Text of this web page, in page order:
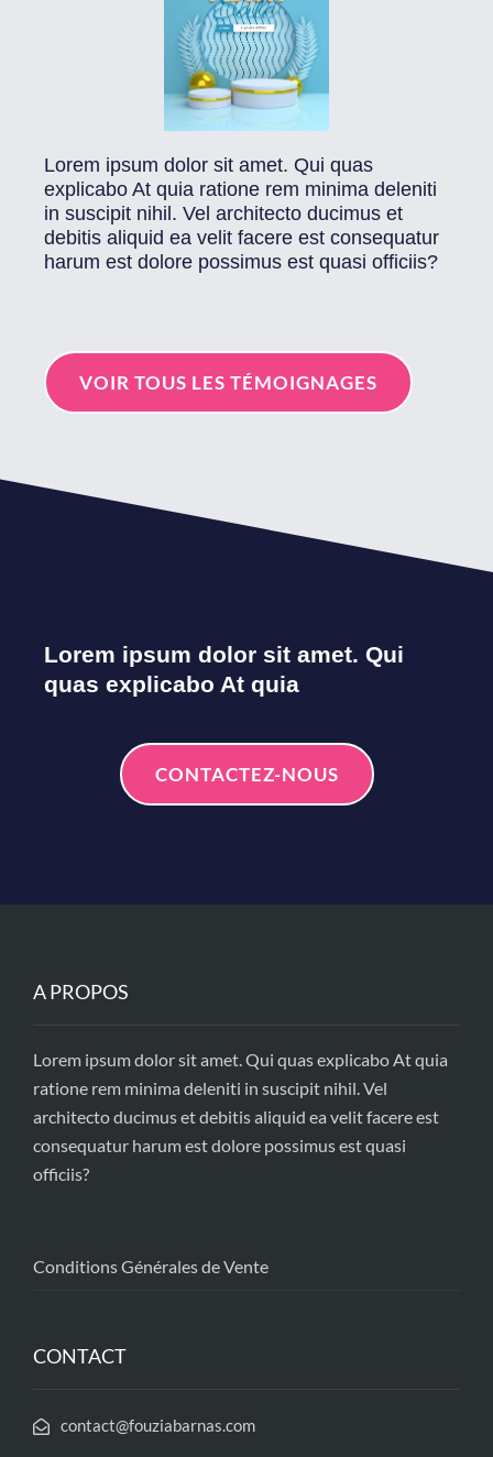
Lorem ipsum dolor sit amet. Qui quas
explicabo At quia ratione rem minima deleniti
in suscipit nihil. Vel architecto ducimus et
debitis aliquid ea velit facere est consequatur
harum est dolore possimus est quasi officiis?
VOIR TOUS LES TÉMOIGNAGES
Lorem ipsum dolor sit amet. Qui
quas explicabo At quia
CONTACTEZ-NOUS
A PROPOS
Lorem ipsum dolor sit amet. Qui quas explicabo At quia
ratione rem minima deleniti in suscipit nihil. Vel
architecto ducimus et debitis aliquid ea velit facere est
consequatur harum est dolore possimus est quasi
officiis?
Conditions Générales de Vente
CONTACT
contact@fouziabarnas.com